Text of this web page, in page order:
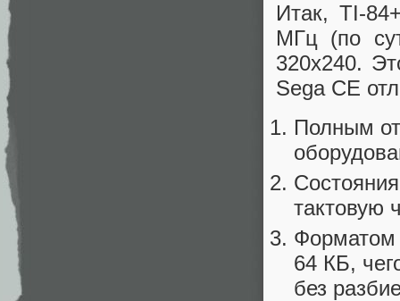
Итак, TI-
МГц (по
320x240.
Sega CE
Полным
тактовую
64 КБ,
без